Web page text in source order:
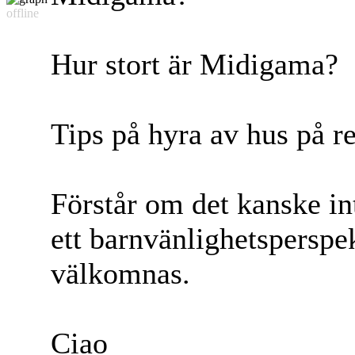
offline
Hur stort är Midigama?
Tips på hyra av hus på
Förstår om det kanske
ett
välkomnas.
Ciao